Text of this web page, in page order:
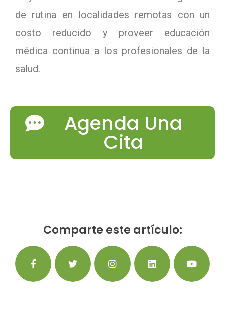
de rutina en localidades remotas con un
costo reducido y proveer educación
médica continua a los profesionales de la
salud.
Agenda Una
Cita
Comparte este artículo: